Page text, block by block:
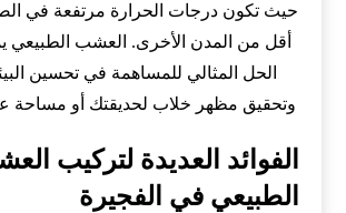
حيث تكون درجات الحرارة مرتفعة في
أقل من المدن الأخرى. العشب الطبيعي
الحل المثالي للمساهمة في تحسين
وتحقيق مظهر خلاب لحديقتك أو مساحة
الفوائد العديدة لتركيب
الطبيعي في الفجيرة